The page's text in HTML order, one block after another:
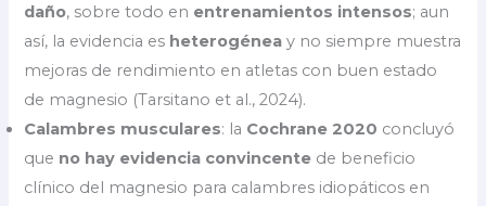
daño, sobre todo en entrenamientos intensos; aun
así, la evidencia es heterogénea y no siempre muestra
mejoras de rendimiento en atletas con buen estado
de magnesio (Tarsitano et al., 2024).
Calambres musculares: la Cochrane 2020 concluyó
que no hay evidencia convincente de beneficio
clínico del magnesio para calambres idiopáticos en